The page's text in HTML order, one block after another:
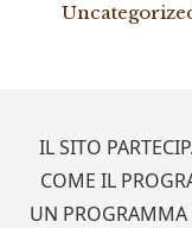
IL SITO
COME IL
UN PROGRAMMA